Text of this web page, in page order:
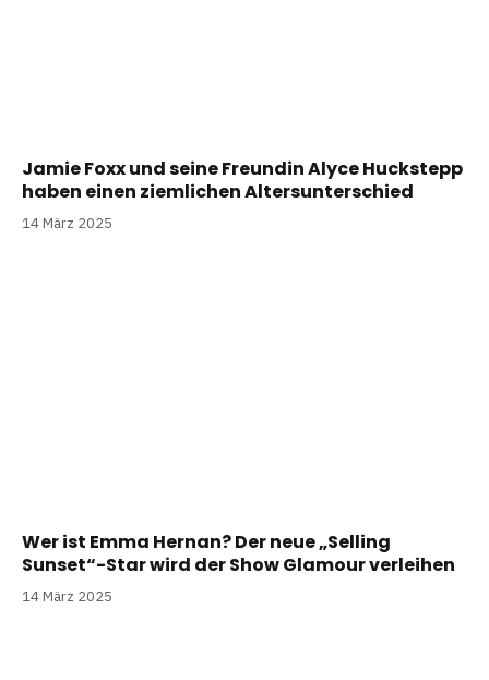
Jamie Foxx und seine Freundin Alyce Huckstepp
haben einen ziemlichen Altersunterschied
14 März 2025
Wer ist Emma Hernan? Der neue „Selling
Sunset“-Star wird der Show Glamour verleihen
14 März 2025